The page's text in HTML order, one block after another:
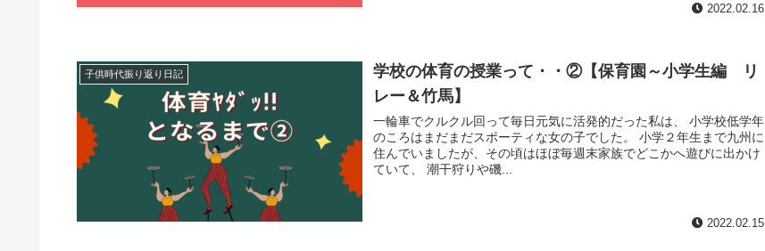
2022.02.16
子供時代振り返り日記
学校の体育の授業って・・②【保育園～小学生編 リ
レー＆竹馬】
一輪車でクルクル回って毎日元気に活発的だった私は、 小学校低学年
のころはまだまだスポーティな女の子でした。 小学２年生まで九州に
住んでいましたが、その頃はほぼ毎週末家族でどこかへ遊びに出かけ
ていて、 潮干狩りや磯...
2022.02.15